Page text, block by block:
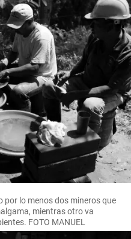
por lo menos dos mineros que
mientras otro va
FOTO MANUEL